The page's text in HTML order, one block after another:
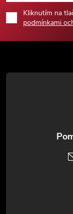
p
a
Kliknutím na
podmínkami